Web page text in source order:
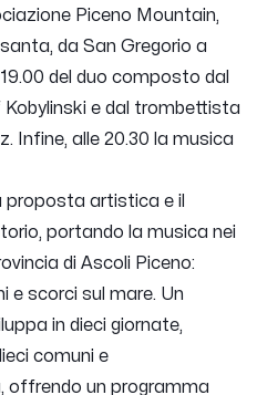
Piceno Mountain,
da San Gregorio a
del duo composto dal
e dal trombettista
Infine, alle 20.30 la musica
proposta artistica e il
portando la musica nei
di Ascoli Piceno:
e scorci sul mare. Un
in dieci giornate,
comuni e
offrendo un programma